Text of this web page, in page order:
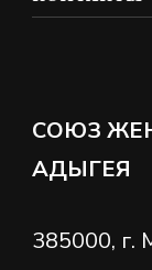
СОЮЗ
АДЫГЕЯ
385000, г.